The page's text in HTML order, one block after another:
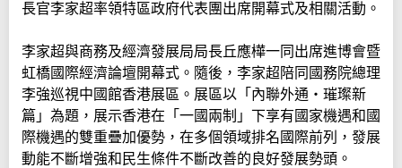
長官李家超率領特區政府代表團出席開幕式及相關活動。
李家超與商務及經濟發展局局長丘應樺一同出席進博會暨
虹橋國際經濟論壇開幕式。隨後，李家超陪同國務院總理
李強巡視中國館香港展區。展區以「內聯外通‧璀璨新
篇」為題，展示香港在「一國兩制」下享有國家機遇和國
際機遇的雙重疊加優勢，在多個領域排名國際前列，發展
動能不斷增強和民生條件不斷改善的良好發展勢頭。